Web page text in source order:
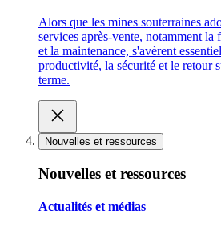
Alors que les mines souterraines
services après-vente, notamment la
et la maintenance, s'avèrent
productivité, la sécurité et le retour
terme.
Nouvelles et ressources
Nouvelles et ressources
Actualités et médias